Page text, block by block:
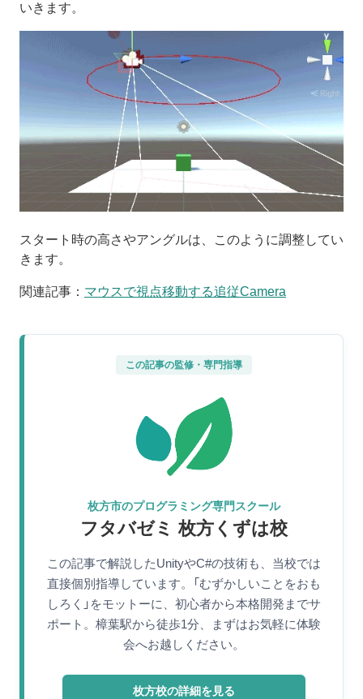
いきます。
スタート時の高さやアングルは、このように調整してい
きます。
関連記事： マウスで視点移動する追従Camera
この記事の監修・専門指導
枚方市のプログラミング専門スクール
フタバゼミ 枚方くずは校
この記事で解説したUnityやC#の技術も、当校では
直接個別指導しています。「むずかしいことをおも
しろく」をモットーに、初心者から本格開発までサ
ポート。樟葉駅から徒歩1分、まずはお気軽に体験
会へお越しください。
枚方校の詳細を見る